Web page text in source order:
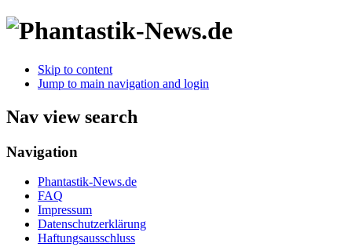
Skip to content
Jump to main navigation and login
Nav view search
Navigation
Phantastik-News.de
FAQ
Impressum
Datenschutzerklärung
Haftungsausschluss